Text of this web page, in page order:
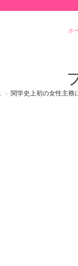
ホ
> 関学史上初の女性主務